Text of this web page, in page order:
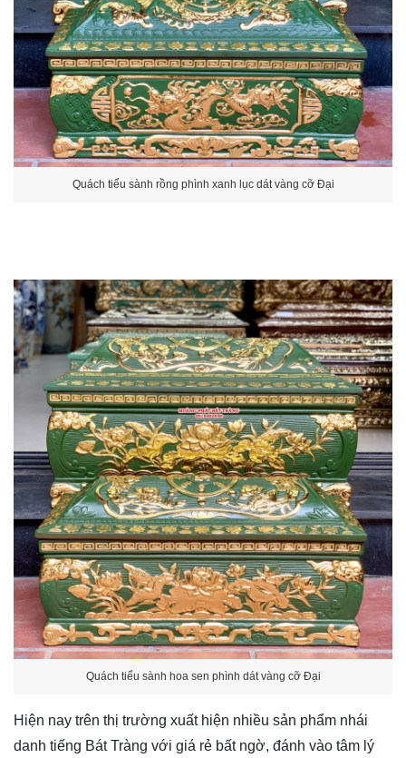
Quách tiểu sành rồng phình xanh lục dát vàng cỡ Đại
Quách tiểu sành hoa sen phình dát vàng cỡ Đại
Hiện nay trên thị trường xuất hiện nhiều sản phẩm nhái
danh tiếng Bát Tràng với giá rẻ bất ngờ, đánh vào tâm lý